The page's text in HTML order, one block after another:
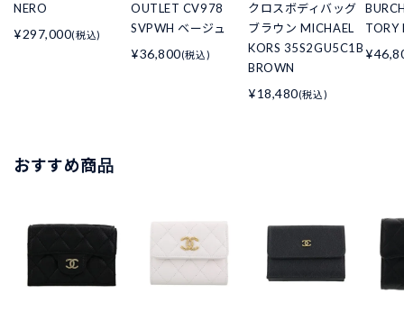
NERO
¥297,000(税込)
OUTLET CV978
SVPWH ベージュ
¥36,800(税込)
クロスボディバッグ
ブラウン MICHAEL
KORS 35S2GU5C1B
BROWN
¥18,480(税込)
TORY
おすすめ商品